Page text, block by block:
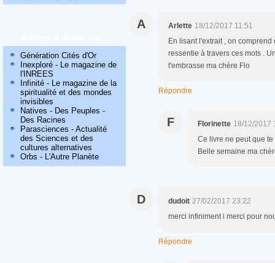
Génération Cités d'Or
Inexploré - Le magazine de
l'INREES
Infinité - Le magazine de la
spiritualité et des mondes
invisibles
Natives - Des Peuples -
Des Racines
Parasciences - Actualité
des Sciences et des
cultures alternatives
Orbs - L'Autre Planète
A Arlette 18/12/2017 11:51
En lisant l'extrait , on
ressentie à travers ces mots .
t'embrasse ma chère Flo
Répondre
F Florinette 18/12/2017
Ce livre ne peut que
Belle semaine ma
D dudoit 27/02/2017 23:22
merci infiniment i merci pour
Répondre